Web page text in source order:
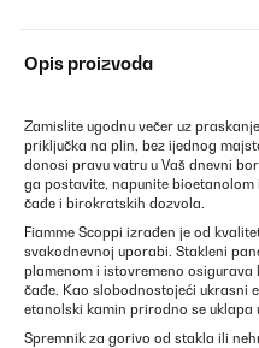
Opis proizvoda
Zamislite ugodnu večer uz
priključka na plin, bez ijednog
donosi pravu vatru u Vaš dnevni
ga postavite, napunite bioetanolom
čađe i birokratskih dozvola.
Fiamme Scoppi izrađen je od
svakodnevnoj uporabi. Stakleni
plamenom i istovremeno
čađe. Kao slobodnostojeći ukrasni
etanolski kamin prirodno se uklapa
Spremnik za gorivo od stakla ili